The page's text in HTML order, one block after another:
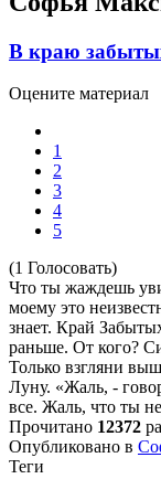
В краю
Оцените материал
1
2
3
4
5
(1 Голосовать)
Что ты жаждешь
моему это
знает. Край
раньше. От кого?
Только взгляни
Луну. «Жаль, -
все. Жаль, что ты
Прочитано 12372
Опубликовано в
Теги